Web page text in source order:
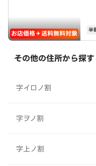
お店価格＋送料無料対象 半
その他の住所から探す
字イロノ割
字ヲノ割
字上ノ割